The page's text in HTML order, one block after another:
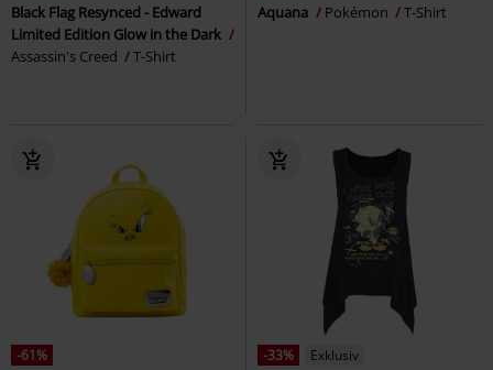
Black Flag Resynced - Edward
Limited Edition Glow in the Dark
Assassin's Creed
T-Shirt
Aquana Pokémon T-Shirt
-61%
-33%
Exklusiv